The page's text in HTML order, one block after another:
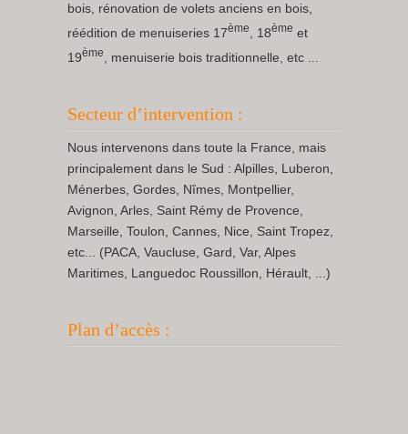
bois, rénovation de volets anciens en bois,
réédition de menuiseries 17ème , 18ème et
19ème , menuiserie bois traditionnelle, etc ...
Secteur d’intervention :
Nous intervenons dans toute la France, mais
principalement dans le Sud : Alpilles, Luberon,
Ménerbes, Gordes, Nîmes, Montpellier,
Avignon, Arles, Saint Rémy de Provence,
Marseille, Toulon, Cannes, Nice, Saint Tropez,
etc... (PACA, Vaucluse, Gard, Var, Alpes
Maritimes, Languedoc Roussillon, Hérault, ...)
Plan d’accès :